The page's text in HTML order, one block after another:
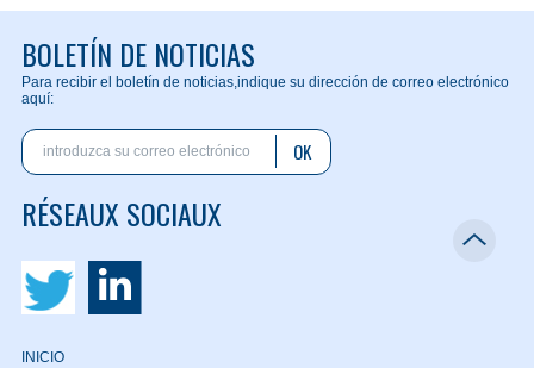
BOLETÍN DE NOTICIAS
Para recibir el boletín de noticias,indique su dirección de correo electrónico
aquí:
OK
RÉSEAUX SOCIAUX
INICIO